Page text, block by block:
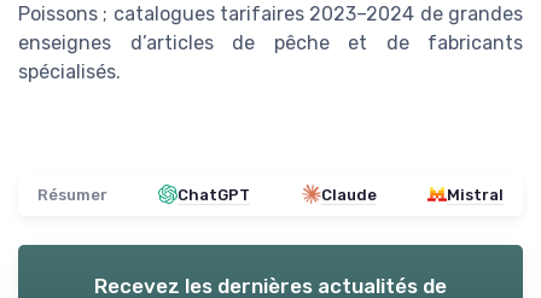
Poissons ; catalogues tarifaires 2023–2024 de grandes
enseignes d’articles de pêche et de fabricants
spécialisés.
Résumer ChatGPT Claude Mistral
Recevez les dernières actualités de